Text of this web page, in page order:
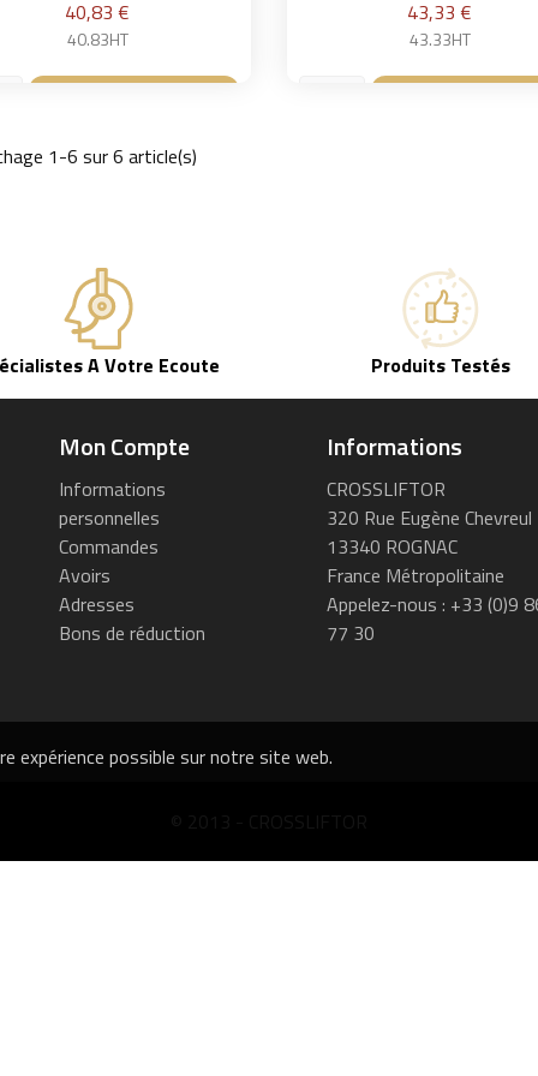
expérience possible sur notre site web.
Prix
40,83 €
40.83HT
Prix
43,33 €
43.33HT
1-6 sur 6 article(s)
A Votre Ecoute Produits Testés
Mon Compte
Informations
personnelles
Commandes
Avoirs
Adresses
Bons de réduction
Informations
CROSSLIFTOR
320 Rue Eugène Chevreul
13340 ROGNAC
France Métropolitaine
Appelez-nous : +33 (0)9
77 30